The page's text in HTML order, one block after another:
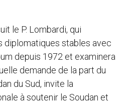
le P. Lombardi, qui
diplomatiques stables avec
depuis 1972 et examinera
demande de la part du
du Sud, invite la
à soutenir le Soudan et